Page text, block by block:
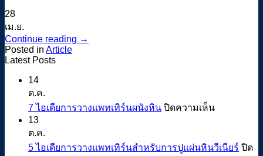
28
เม.ย.
Continue reading →
Posted in Article
Latest Posts
14
ต.ค.
7 ไอเดียการวางแพทเทิร์นผนังหิน ปิดความเห็นบน
เดีย
13
ต.ค.
5 ไอเดียการวางแพทเทิร์นสำหรับการปูแผ่นหินวีเนียร์ ปิด